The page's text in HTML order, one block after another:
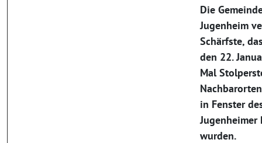
Die
Jugenheim
Schärfste,
den 22.
Mal
in Fenster
Jugenheimer
wurden.